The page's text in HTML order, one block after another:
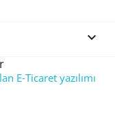

E-Ticaret yazılımı